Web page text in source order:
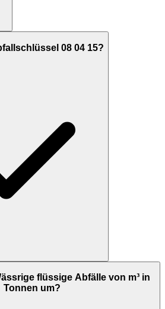
08 04 15?
flüssige Abfälle von m³ in
Tonnen um?